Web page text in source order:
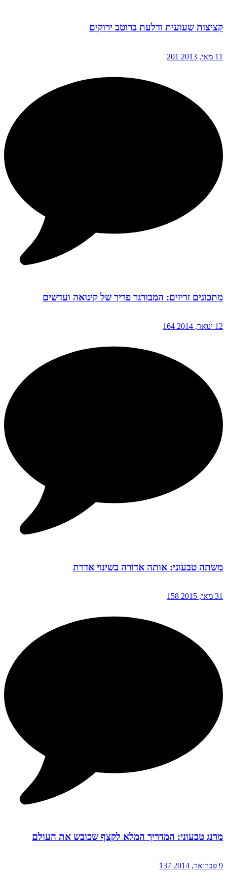
קציצות שעועית ודלעת ברוטב ירוקים
11 מאי, 2013 201
מתכונים זריזים: המבורגר פריך של קינואה ועדשים
12 ינואר, 2014 164
משתה טבעוני: אותה אדורה בשינוי אדרת
31 מאי, 2015 158
מרנג טבעוני: המדריך המלא לקצף שכובש את העולם
9 פברואר, 2014 137